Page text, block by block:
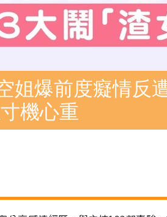
姐爆前度癡情反
機心重